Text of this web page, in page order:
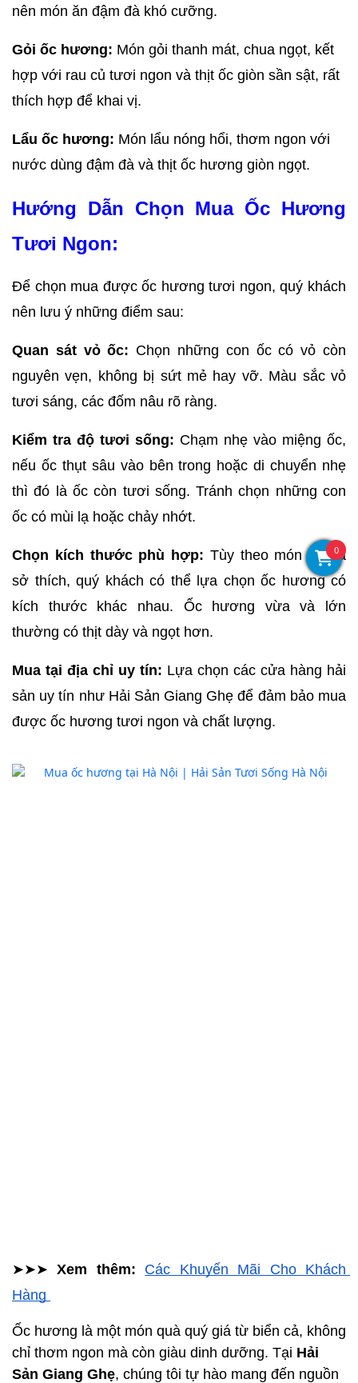
nên món ăn đậm đà khó cưỡng.
Gỏi ốc hương: Món gỏi thanh mát, chua ngọt, kết
hợp với rau củ tươi ngon và thịt ốc giòn sần sật, rất
thích hợp để khai vị.
Lẩu ốc hương: Món lẩu nóng hổi, thơm ngon với
nước dùng đậm đà và thịt ốc hương giòn ngọt.
Hướng Dẫn Chọn Mua Ốc Hương
Tươi Ngon:
Để chọn mua được ốc hương tươi ngon, quý khách
nên lưu ý những điểm sau:
Quan sát vỏ ốc: Chọn những con ốc có vỏ còn
nguyên vẹn, không bị sứt mẻ hay vỡ. Màu sắc vỏ
tươi sáng, các đốm nâu rõ ràng.
Kiểm tra độ tươi sống: Chạm nhẹ vào miệng ốc,
nếu ốc thụt sâu vào bên trong hoặc di chuyển nhẹ
thì đó là ốc còn tươi sống. Tránh chọn những con
ốc có mùi lạ hoặc chảy nhớt.
Chọn kích thước phù hợp: Tùy theo món ăn và
sở thích, quý khách có thể lựa chọn ốc hương có
kích thước khác nhau. Ốc hương vừa và lớn
thường có thịt dày và ngọt hơn.
Mua tại địa chỉ uy tín: Lựa chọn các cửa hàng hải
sản uy tín như Hải Sản Giang Ghẹ để đảm bảo mua
được ốc hương tươi ngon và chất lượng.
➤➤➤ Xem thêm: Các Khuyến Mãi Cho Khách
Hàng
Ốc hương là một món quà quý giá từ biển cả, không
chỉ thơm ngon mà còn giàu dinh dưỡng. Tại Hải
Sản Giang Ghẹ
0